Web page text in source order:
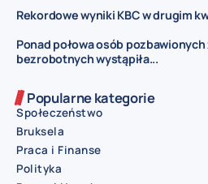
Rekordowe wyniki KBC w drugim
Ponad połowa osób pozbawionych
bezrobotnych wystąpiła...
Popularne kategorie
Społeczeństwo
Bruksela
Praca i Finanse
Polityka